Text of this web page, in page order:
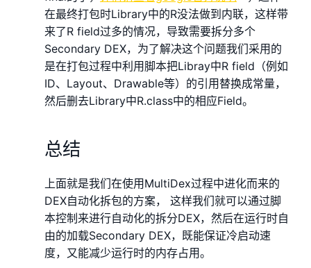
在最终打包时Library中的R没法做到内联，这样带
来了R field过多的情况，导致需要拆分多个
Secondary DEX，为了解决这个问题我们采用的
是在打包过程中利用脚本把Libray中R field（例如
ID、Layout、Drawable等）的引用替换成常量，
然后删去Library中R.class中的相应Field。
总结
上面就是我们在使用MultiDex过程中进化而来的
DEX自动化拆包的方案， 这样我们就可以通过脚
本控制来进行自动化的拆分DEX，然后在运行时自
由的加载Secondary DEX，既能保证冷启动速
度，又能减少运行时的内存占用。